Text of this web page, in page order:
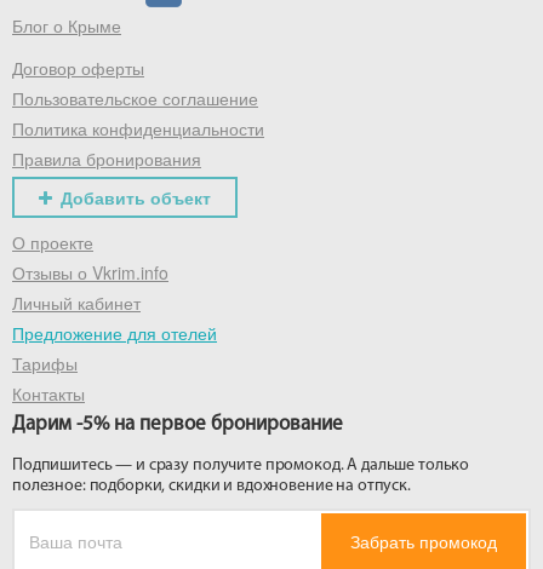
Блог о Крыме
Договор оферты
Пользовательское соглашение
Политика конфиденциальности
Правила бронирования
Добавить объект
О проекте
Отзывы о Vkrim.info
Личный кабинет
Предложение для отелей
Тарифы
Контакты
Дарим -5% на первое бронирование
Подпишитесь — и сразу получите промокод. А дальше только
полезное: подборки, скидки и вдохновение на отпуск.
Забрать промокод